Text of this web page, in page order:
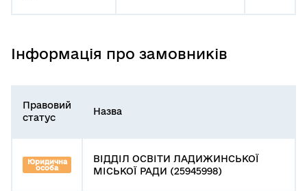
Інформація про замовників
Правовий
статус
Назва
Юридична
особа
ВІДДІЛ ОСВІТИ ЛАДИЖИНСЬКОЇ
МІСЬКОЇ РАДИ (25945998)